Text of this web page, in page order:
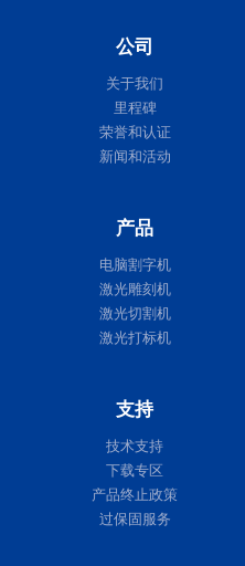
公司
关于我们
里程碑
荣誉和认证
新闻和活动
产品
电脑割字机
激光雕刻机
激光切割机
激光打标机
支持
技术支持
下载专区
产品终止政策
过保固服务